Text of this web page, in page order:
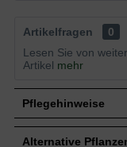
Artikelfragen
0
Lesen Sie von
Artikel mehr
Pflegehinweise
Alternative